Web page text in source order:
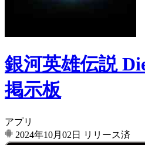
銀河英雄伝説
掲示板
アプリ
2024年10月02日
リリース済